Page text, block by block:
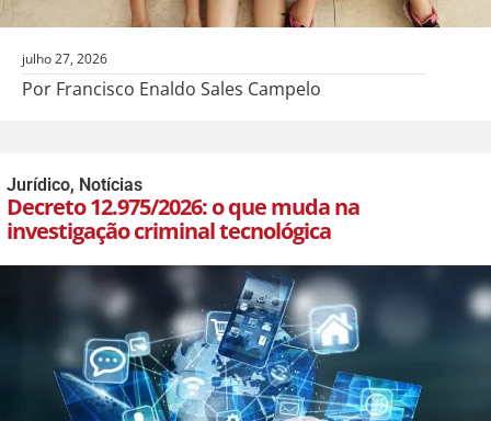
julho 27, 2026
Por Francisco Enaldo Sales Campelo
Jurídico, Notícias
Decreto 12.975/2026: o que muda na
investigação criminal tecnológica